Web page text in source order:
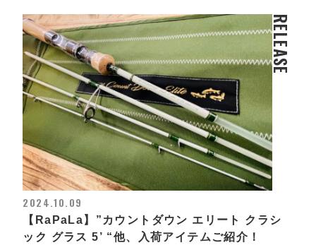
RELEASE
2024.10.09
【RaPaLa】”カウントダウン エリート クラシ
ック グラス 5’ “他、入荷アイテムご紹介！